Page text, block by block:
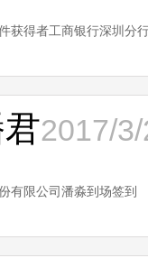
获得者工商银行深圳分
2017/
有限公司潘淼到场签到